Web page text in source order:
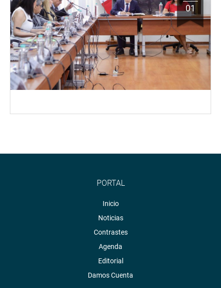
01
PORTAL
Inicio
Noticias
Contrastes
Agenda
Editorial
Damos Cuenta